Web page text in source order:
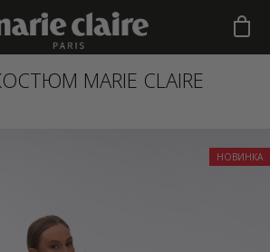
MARIE CLAIRE
НОВИНКА